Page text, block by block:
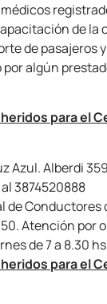
de la
de pasajeros
algún
para el
Azul. Alberdi
3874520888
de Conductores
Atención por
de 7 a 8.30
para el